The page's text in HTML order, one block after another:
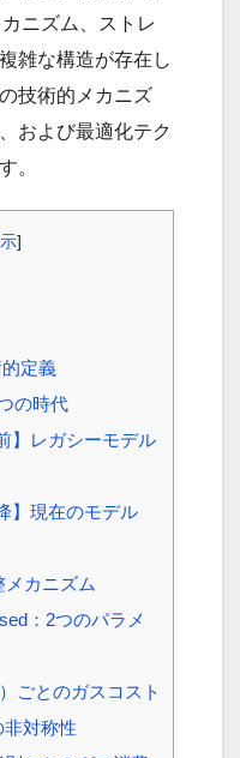
ニズム、ストレ
雑な構造が存在し
技術的メカニズ
および最適化テク
。
]
定義
の時代
】レガシーモデル
】現在のモデル
メカニズム
：2つのパラメ
ごとのガスコスト
対称性